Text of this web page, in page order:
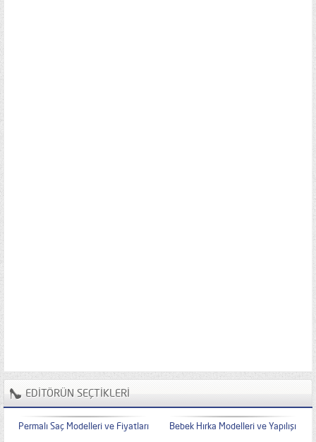
EDİTÖRÜN SEÇTİKLERİ
Permalı Saç Modelleri ve Fiyatları Bebek Hırka Modelleri ve Yapılışı